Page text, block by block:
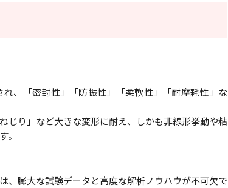
、「密封性」「防振性」「柔軟性」「耐摩耗性」な
じり」など大きな変形に耐え、しかも非線形挙動や粘
。
、膨大な試験データと高度な解析ノウハウが不可欠で